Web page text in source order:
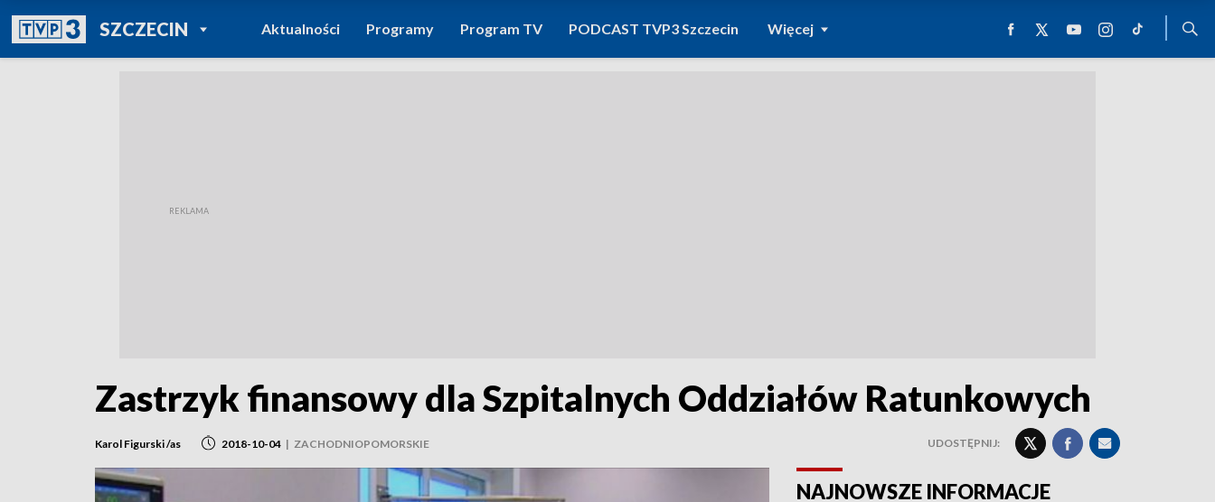
SZCZECINPOWRÓT DO
TVP REGIONY
Aktualności Programy Program TV PODCAST TVP3 Szczecin Więcej
Zastrzyk finansowy dla Szpitalnych Oddziałów Ratunkowych
Karol Figurski /as 2018-10-04 | ZACHODNIOPOMORSKIE UDOSTĘPNIJ:
NAJNOWSZE INFORMACJE